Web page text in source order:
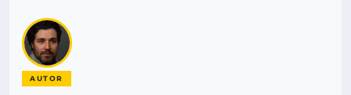
AUTOR